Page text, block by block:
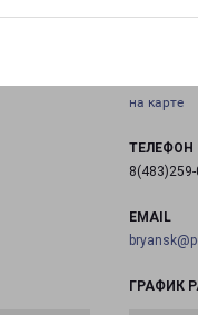
на карте
ТЕЛЕФОН
EMAIL
ГРАФИК